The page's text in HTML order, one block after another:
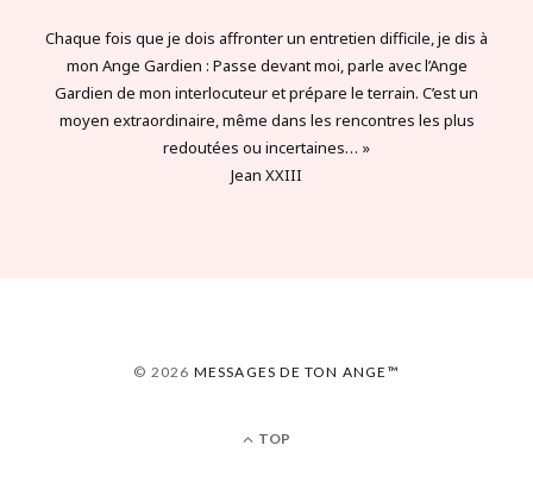
Chaque fois que je dois affronter un entretien difficile, je dis à
mon Ange Gardien : Passe devant moi, parle avec l’Ange
Gardien de mon interlocuteur et prépare le terrain. C’est un
moyen extraordinaire, même dans les rencontres les plus
redoutées ou incertaines… »
Jean XXIII
© 2026 MESSAGES DE TON ANGE™
TOP